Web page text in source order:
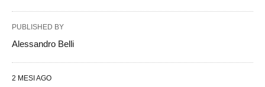
PUBLISHED BY
Alessandro Belli
2 MESI AGO